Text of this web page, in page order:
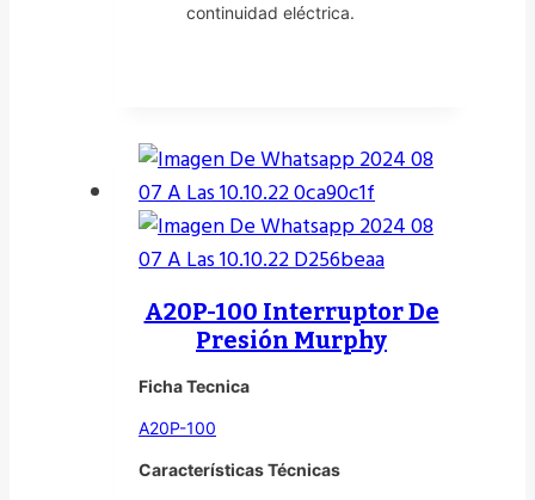
continuidad eléctrica.
A20P-100 Interruptor De
Presión Murphy
Ficha Tecnica
A20P-100
Características Técnicas